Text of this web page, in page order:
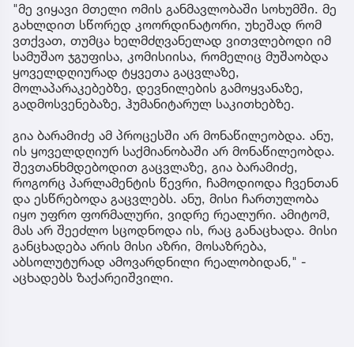
"მე ვიყავი მთელი ომის განმავლობაში სოხუმში. მე
გახლდით სწორედ კოორდინატორი, უხეშად რომ
ვთქვათ, თუმცა ხელმძღვანელად ვითვლებოდი იმ
სამუშაო ჯგუფისა, კომისიისა, რომელიც მუშაობდა
ყოველდღიურად ტყვეთა გაცვლაზე,
მოლაპარაკებებზე, დევნილების გამოყვანაზე,
გადმოსვენებაზე, ჰუმანიტარულ საკითხებზე.
გია ბარამიძე ამ პროცესში არ მონაწილეობდა. ანუ,
ის ყოველდღიურ საქმიანობაში არ მონაწილეობდა.
შევთანხმდებოდით გაცვლაზე, გია ბარამიძე,
როგორც პარლამენტის წევრი, ჩამოდიოდა ჩვენთან
და ესწრებოდა გაცვლებს. ანუ, მისი ჩართულობა
იყო უფრო ფორმალური, ვიდრე რეალური. ამიტომ,
მას არ შეეძლო სცოდნოდა ის, რაც განაცხადა. მისი
განცხადება არის მისი აზრი, მოსაზრება,
აბსოლუტურად ამოვარდნილი რეალობიდან," -
აცხადებს ზაქარეიშვილი.